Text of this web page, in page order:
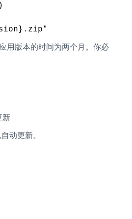
用版本的时间为两个月。你必
新
动更新。